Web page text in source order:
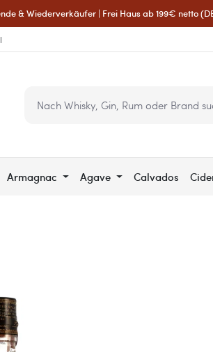
& Wiederverkäufer | Frei Haus ab 199€ netto
Armagnac Agave Calvados